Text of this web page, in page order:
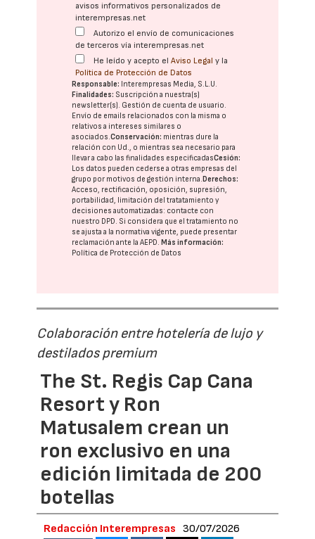
avisos informativos personalizados de
interempresas.net
Autorizo el envío de comunicaciones
de terceros vía interempresas.net
He leído y acepto elAviso Legal y la
Política de Protección de Datos
Responsable: Interempresas Media, S.L.U.
Finalidades: Suscripción a nuestra(s)
newsletter(s). Gestión de cuenta de usuario.
Envío de emails relacionados con la misma o
relativos a intereses similares o
asociados.Conservación: mientras dure la
relación con Ud., o mientras sea necesario para
llevar a cabo las finalidades especificadasCesión:
Los datos pueden cederse a otras empresas del
grupo por motivos de gestión interna. Derechos:
Acceso, rectificación, oposición, supresión,
portabilidad, limitación del tratatamiento y
decisiones automatizadas: contacte con
nuestro DPD. Si considera que el tratamiento no
se ajusta a la normativa vigente, puede presentar
reclamación ante laAEPD. Más información:
Política de Protección de Datos
Colaboración entre hotelería de lujo y
destilados premium
The St. Regis Cap Cana
Resort y Ron
Matusalem crean un
ron exclusivo en una
edición limitada de 200
botellas
Redacción Interempresas 30/07/2026